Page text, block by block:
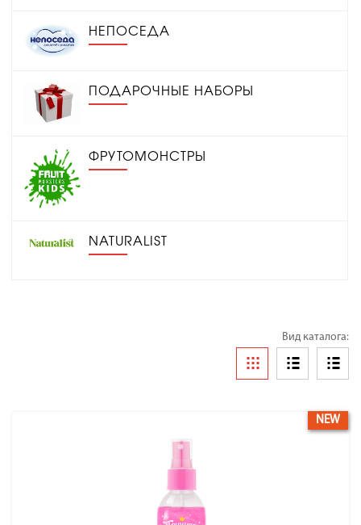
НЕПОСЕДА
ПОДАРОЧНЫЕ НАБОРЫ
ФРУТОМОНСТРЫ
NATURALIST
Вид каталога:
NEW